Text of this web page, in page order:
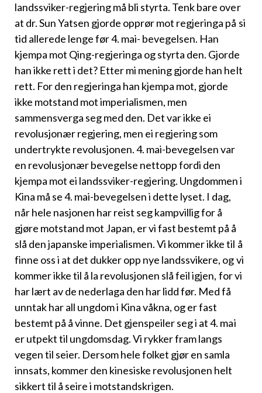
landssviker-regjering må bli styrta. Tenk bare over
at dr. Sun Yatsen gjorde opprør mot regjeringa på si
tid allerede lenge før 4. mai- bevegelsen. Han
kjempa mot Qing-regjeringa og styrta den. Gjorde
han ikke rett i det? Etter mi mening gjorde han helt
rett. For den regje­ringa han kjempa mot, gjorde
ikke motstand mot imperialismen, men
sammensverga seg med den. Det var ikke ei
revolusjonær regjering, men ei regjering som
undertrykte revolusjonen. 4. mai-bevegelsen var
en revolusjonær bevegelse nettopp fordi den
kjempa mot ei landssviker-regjering. Ungdommen i
Kina må se 4. mai-bevegelsen i dette lyset. I dag,
når hele nasjonen har reist seg kampvillig for å
gjøre motstand mot Japan, er vi fast bestemt på å
slå den japanske imperia­lismen. Vi kommer ikke til å
finne oss i at det dukker opp nye landssvi­kere, og vi
kommer ikke til å la revolusjonen slå feil igjen, for vi
har lært av de nederlaga den har lidd før. Med få
unntak har all ungdom i Kina våkna, og er fast
bestemt på å vinne. Det gjenspeiler seg i at 4. mai
er utpekt til ungdomsdag. Vi rykker fram langs
vegen til seier. Dersom hele folket gjør en samla
innsats, kommer den kinesiske revo­lusjonen helt
sikkert til å seire i motstandskrigen.